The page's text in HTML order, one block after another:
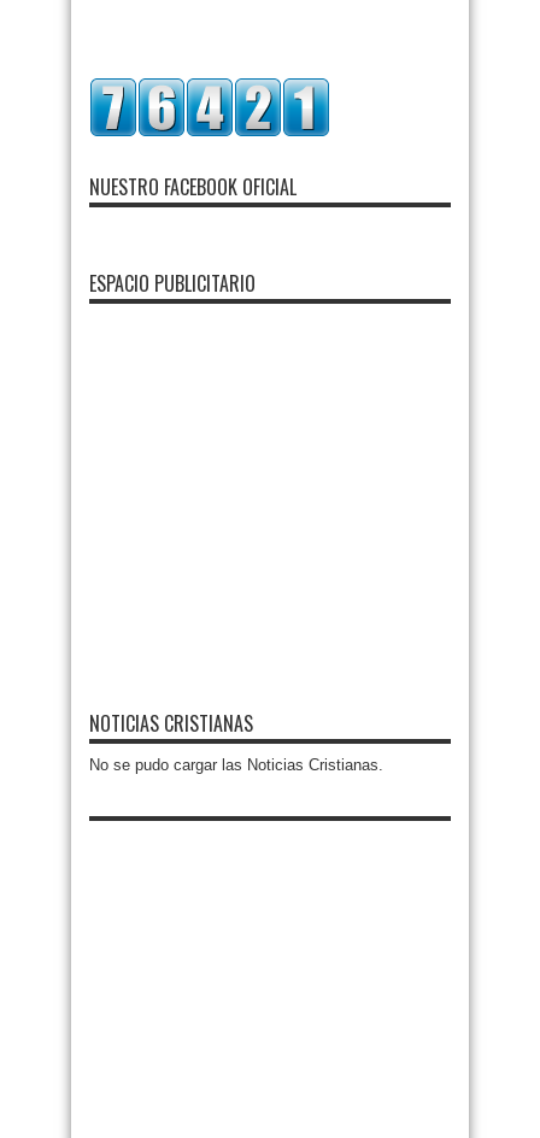
NUESTRO FACEBOOK OFICIAL
ESPACIO PUBLICITARIO
NOTICIAS CRISTIANAS
No se pudo cargar las Noticias Cristianas.